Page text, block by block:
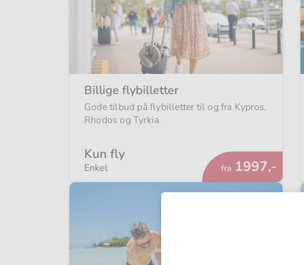
Billige flybilletter
Gode tilbud på flybilletter til og fra Kypros,
Rhodos og Tyrkia.
Kun fly
Enkel fra Fra
1997,-